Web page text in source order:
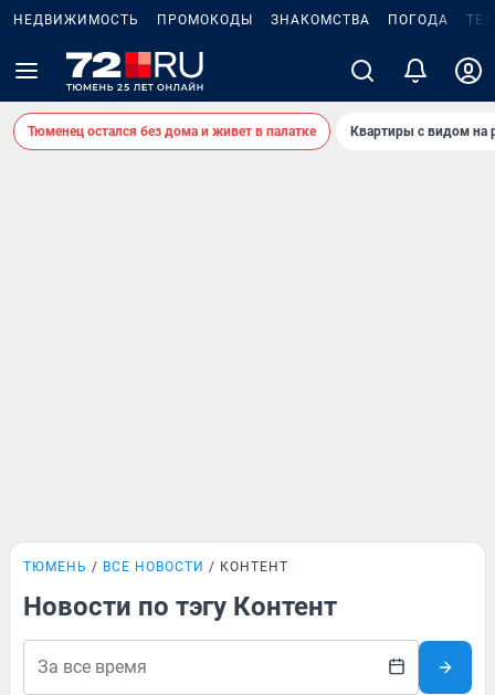
НЕДВИЖИМОСТЬ ПРОМОКОДЫ ЗНАКОМСТВА ПОГОДА
Тюменец остался без дома и живет в палатке Квартиры с видом на
ТЮМЕНЬ ВСЕ НОВОСТИ КОНТЕНТ
Новости по тэгу Контент